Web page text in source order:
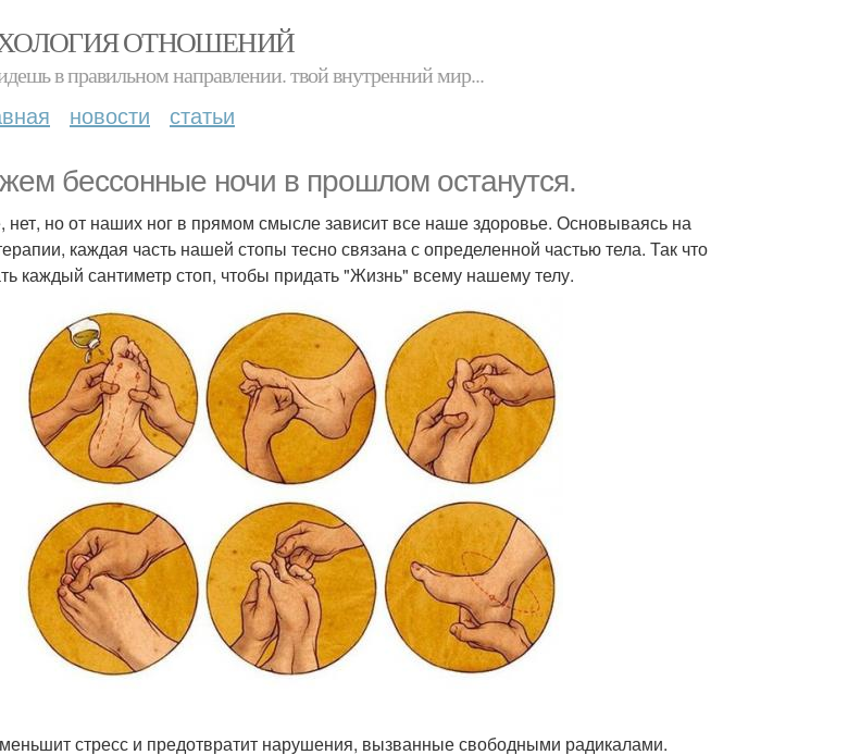
ОТНОШЕНИЙ
в правильном направлении. твой внутренний мир...
новости статьи
бессонные ночи в прошлом останутся.
нет, но от наших ног в прямом смысле зависит все наше здоровье. Основываясь на
каждая часть нашей стопы тесно связана с определенной частью тела. Так что
каждый сантиметр стоп, чтобы придать "Жизнь" всему нашему телу.
стресс и предотвратит нарушения, вызванные свободными радикалами.